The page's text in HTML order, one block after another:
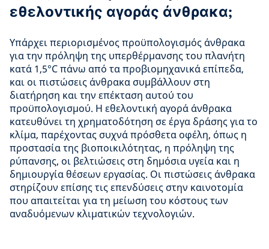
εθελοντικής αγοράς άνθρακα;
Υπάρχει περιορισμένος προϋπολογισμός άνθρακα
για την πρόληψη της υπερθέρμανσης του πλανήτη
κατά 1,5°C πάνω από τα προβιομηχανικά επίπεδα,
και οι πιστώσεις άνθρακα συμβάλλουν στη
διατήρηση και την επέκταση αυτού του
προϋπολογισμού. Η εθελοντική αγορά άνθρακα
κατευθύνει τη χρηματοδότηση σε έργα δράσης για το
κλίμα, παρέχοντας συχνά πρόσθετα οφέλη, όπως η
προστασία της βιοποικιλότητας, η πρόληψη της
ρύπανσης, οι βελτιώσεις στη δημόσια υγεία και η
δημιουργία θέσεων εργασίας. Οι πιστώσεις άνθρακα
στηρίζουν επίσης τις επενδύσεις στην καινοτομία
που απαιτείται για τη μείωση του κόστους των
αναδυόμενων κλιματικών τεχνολογιών.